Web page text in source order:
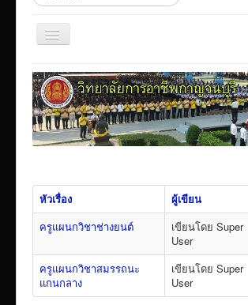
สลับ
เก
ชั่น
Home
โปรแกรม ศธ02 ออนไลน์
Elearning_kicec
ITA/ข้อมูลสาธารณะ
ID-PLAN
พัสดุ/จัดซื่อจัดจ้าง
Link รวมระบบรายงานข้อมูลต่าง ๆ
หัวเรื่อง ผู้เขียน
ครูแผนกวิชาช่างยนต์
เขียนโดย Super
User
ครูแผนกวิชาสมรรถนะ
แกนกลาง
เขียนโดย Super
User